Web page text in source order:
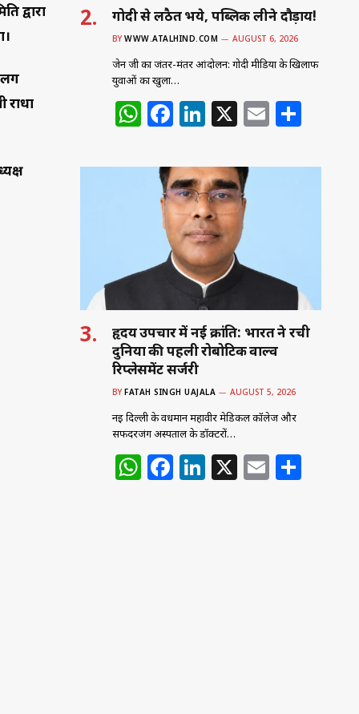
द्वारा
राधा
गोदी से लठैत भये, पब्लिक लीने दौड़ाय!
BY WWW.ATALHIND.COM AUGUST 6, 2026
जेन जी का जंतर-मंतर आंदोलन: गोदी मीडिया के खिलाफ
युवाओं का खुला…
W
at
p
F
c
e
b
o
o
Li
k
e
dI
n
X E
ai ar
हृदय उपचार में नई क्रांति: भारत ने रची
दुनिया की पहली रोबोटिक वाल्व
रिप्लेसमेंट सर्जरी
BY FATAH SINGH UAJALA AUGUST 5, 2026
नई दिल्ली के वर्धमान महावीर मेडिकल कॉलेज और
सफदरजंग अस्पताल के डॉक्टरों…
W F Li X E